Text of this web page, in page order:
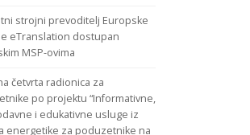
strojni prevoditelj Europske
eTranslation dostupan
MSP-ovima
četvrta radionica za
po projektu “Informativne,
i edukativne usluge iz
energetike za poduzetnike na